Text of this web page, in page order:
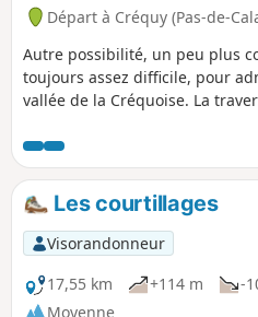
Départ à Créquy (Pas-de-
Autre possibilité, un peu plus
toujours assez difficile, pour
vallée de la Créquoise. La
balade : Le Bois de Créquy,
s'effectue par l'autre versant
point de vue sur la vallée.
Les courtillages
Visorandonneur
17,55 km
+114 m -
Moyenne